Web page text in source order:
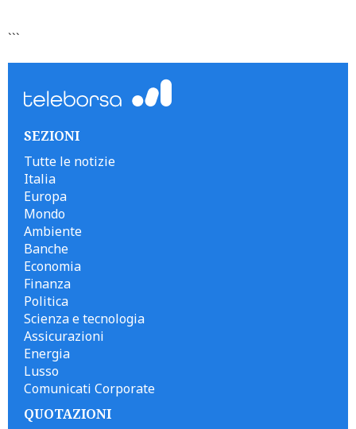
```
SEZIONI
Tutte le notizie
Italia
Europa
Mondo
Ambiente
Banche
Economia
Finanza
Politica
Scienza e tecnologia
Assicurazioni
Energia
Lusso
Comunicati Corporate
QUOTAZIONI